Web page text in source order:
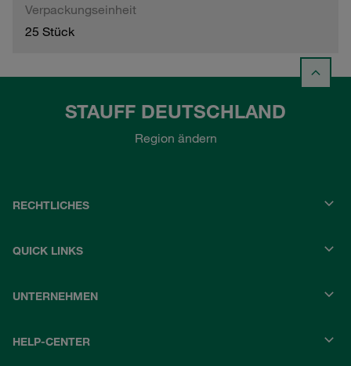
Verpackungseinheit
25 Stück
STAUFF DEUTSCHLAND
Region ändern
RECHTLICHES
QUICK LINKS
UNTERNEHMEN
HELP-CENTER